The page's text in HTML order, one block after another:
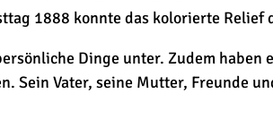
1888 konnte das kolorierte
Dinge unter. Zudem
Sein Vater, seine Mutter, Freunde